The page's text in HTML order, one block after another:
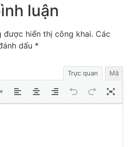
luận
được hiển thị công khai. Các
dấu *
Trực quan Mã